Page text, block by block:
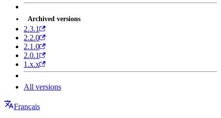
Archived versions
2.3.1
2.2.0
2.1.0
2.0.1
1.x.x
All versions
Français